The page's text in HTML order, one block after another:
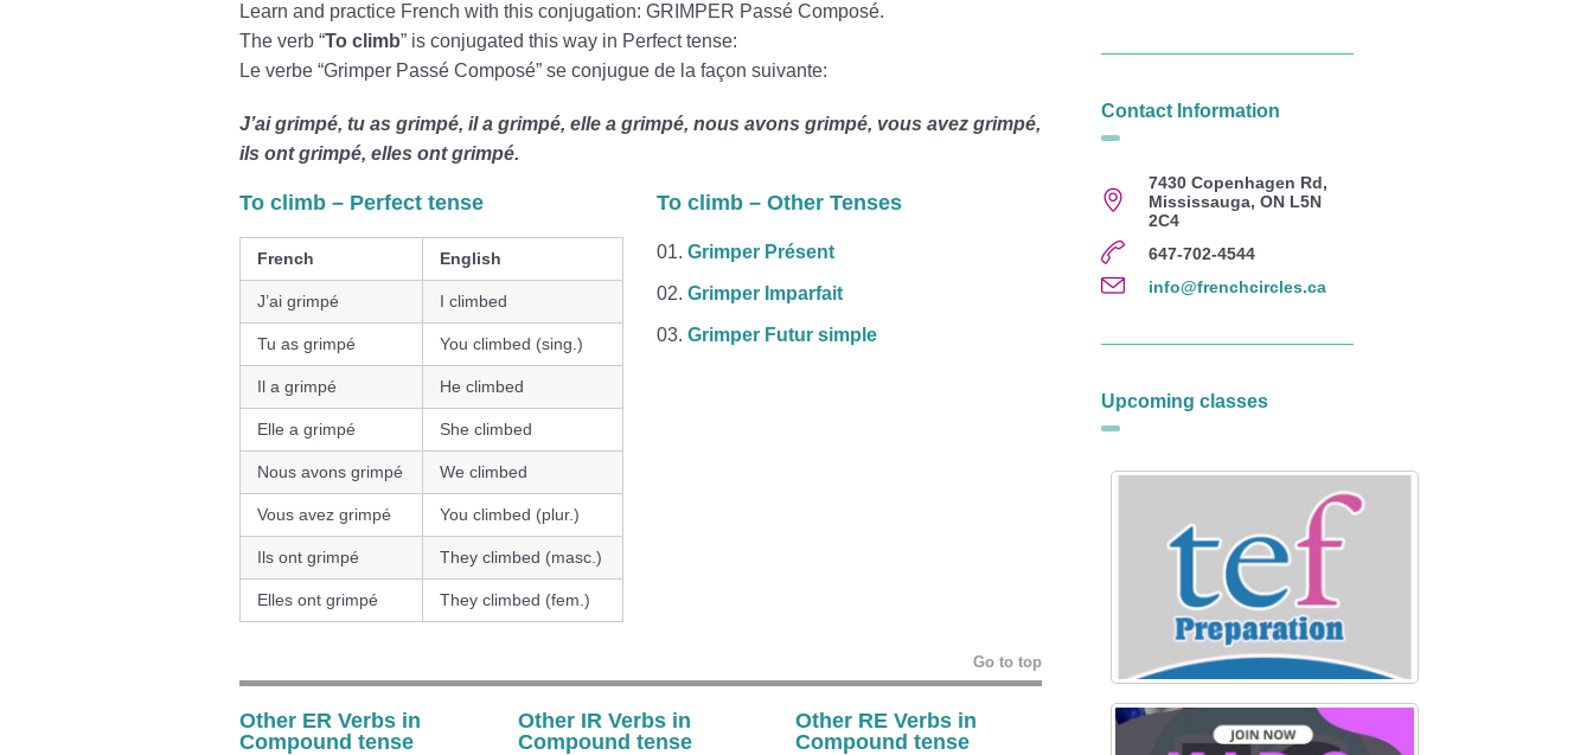
Learn and practice French with this conjugation: GRIMPER Passé Composé.
The verb “To climb” is conjugated this way in Perfect tense:
Le verbe “Grimper Passé Composé” se conjugue de la façon suivante:
J’ai grimpé, tu as grimpé, il a grimpé, elle a grimpé, nous avons grimpé, vous avez grimpé,
ils ont grimpé, elles ont grimpé.
To climb – Perfect tense
French English
J’ai grimpé I climbed
Tu as grimpé You climbed (sing.)
Il a grimpé He climbed
Elle a grimpé She climbed
Nous avons grimpé We climbed
Vous avez grimpé You climbed (plur.)
Ils ont grimpé They climbed (masc.)
Elles ont grimpé They climbed (fem.)
To climb – Other Tenses
Grimper Présent
Grimper Imparfait
Grimper Futur simple
Go to top
Other ER Verbs in
Compound tense
Other IR Verbs in
Compound tense
Other RE Verbs in
Compound tense
Contact Information
7430 Copenhagen Rd,
Mississauga, ON L5N
2C4
647-702-4544
info@frenchcircles.ca
Upcoming classes